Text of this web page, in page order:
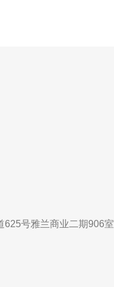
625号雅兰商业二期906室